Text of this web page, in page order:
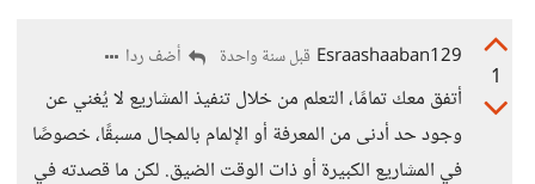
1
Esraashaaban129 قبل سنة واحدة أضف ردا
أتفق معك تمامًا، التعلم من خلال تنفيذ المشاريع لا يُغني عن
وجود حد أدنى من المعرفة أو الإلمام بالمجال مسبقًا، خصوصًا
في المشاريع الكبيرة أو ذات الوقت الضيق. لكن ما قصدته في